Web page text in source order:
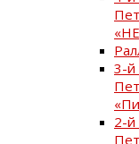
3-й
2-й